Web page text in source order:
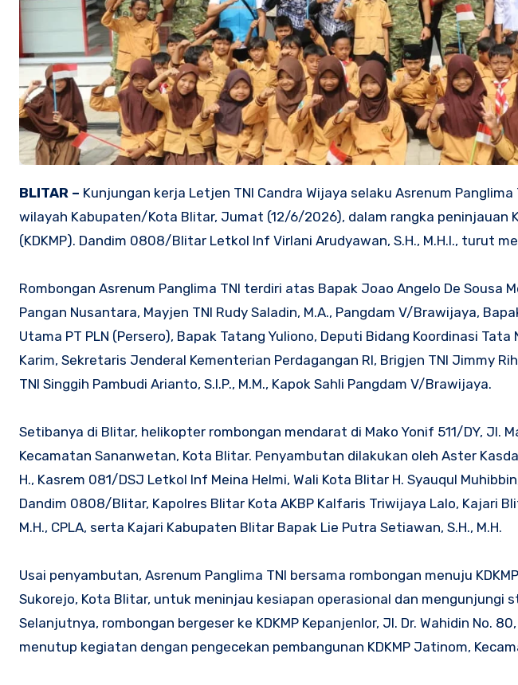
BLITAR – Kunjungan kerja Letjen TNI Candra Wijaya selaku Asrenum
wilayah Kabupaten/Kota Blitar, Jumat (12/6/2026), dalam rangka peninjauan
(KDKMP). Dandim 0808/Blitar Letkol Inf Virlani Arudyawan, S.H., M.H.I., turut
Rombongan Asrenum Panglima TNI terdiri atas Bapak Joao Angelo De Sousa
Pangan Nusantara, Mayjen TNI Rudy Saladin, M.A., Pangdam V/Brawijaya,
Utama PT PLN (Persero), Bapak Tatang Yuliono, Deputi Bidang Koordinasi
Karim, Sekretaris Jenderal Kementerian Perdagangan RI, Brigjen TNI Jimmy
TNI Singgih Pambudi Arianto, S.I.P., M.M., Kapok Sahli Pangdam V/Brawijaya.
Setibanya di Blitar, helikopter rombongan mendarat di Mako Yonif 511/DY, Jl.
Kecamatan Sananwetan, Kota Blitar. Penyambutan dilakukan oleh Aster
H., Kasrem 081/DSJ Letkol Inf Meina Helmi, Wali Kota Blitar H. Syauqul
Dandim 0808/Blitar, Kapolres Blitar Kota AKBP Kalfaris Triwijaya Lalo, Kajari
M.H., CPLA, serta Kajari Kabupaten Blitar Bapak Lie Putra Setiawan, S.H., M.H.
Usai penyambutan, Asrenum Panglima TNI bersama rombongan menuju
Sukorejo, Kota Blitar, untuk meninjau kesiapan operasional dan mengunjungi
Selanjutnya, rombongan bergeser ke KDKMP Kepanjenlor, Jl. Dr. Wahidin No.
menutup kegiatan dengan pengecekan pembangunan KDKMP Jatinom,